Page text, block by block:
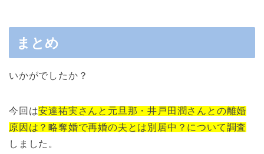
まとめ
いかがでしたか？
今回は安達祐実さんと元旦那・井戸田潤さんとの離婚
原因は？略奪婚で再婚の夫とは別居中？について調査
しました。